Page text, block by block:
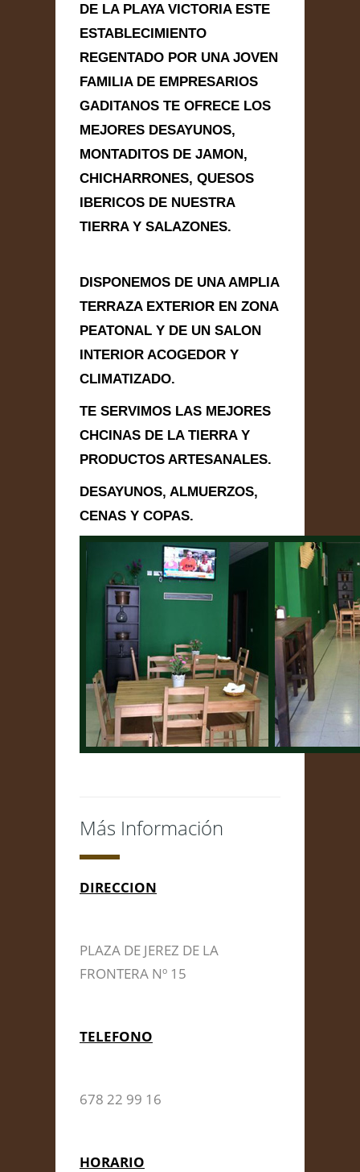
DE LA PLAYA VICTORIA ESTE
ESTABLECIMIENTO
REGENTADO POR UNA JOVEN
FAMILIA DE EMPRESARIOS
GADITANOS TE OFRECE LOS
MEJORES DESAYUNOS,
MONTADITOS DE JAMON,
CHICHARRONES, QUESOS
IBERICOS DE NUESTRA
TIERRA Y SALAZONES.
DISPONEMOS DE UNA AMPLIA
TERRAZA EXTERIOR EN ZONA
PEATONAL Y DE UN SALON
INTERIOR ACOGEDOR Y
CLIMATIZADO.
TE SERVIMOS LAS MEJORES
CHCINAS DE LA TIERRA Y
PRODUCTOS ARTESANALES.
DESAYUNOS, ALMUERZOS,
CENAS Y COPAS.
Más Información
DIRECCION
PLAZA DE JEREZ DE LA
FRONTERA Nº 15
TELEFONO
678 22 99 16
HORARIO
Información de
Contacto
PLAZA JEREZ DE LA FRONTERA
lostoneles@gmail.com
Contacta con Nosotros